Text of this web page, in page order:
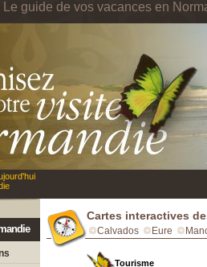
Le guide de vos vacances en
Cartes interactives
Calvados Eure
Tourisme